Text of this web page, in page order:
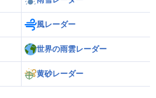
風レーダー
世界の雨雲レーダー
黄砂レーダー